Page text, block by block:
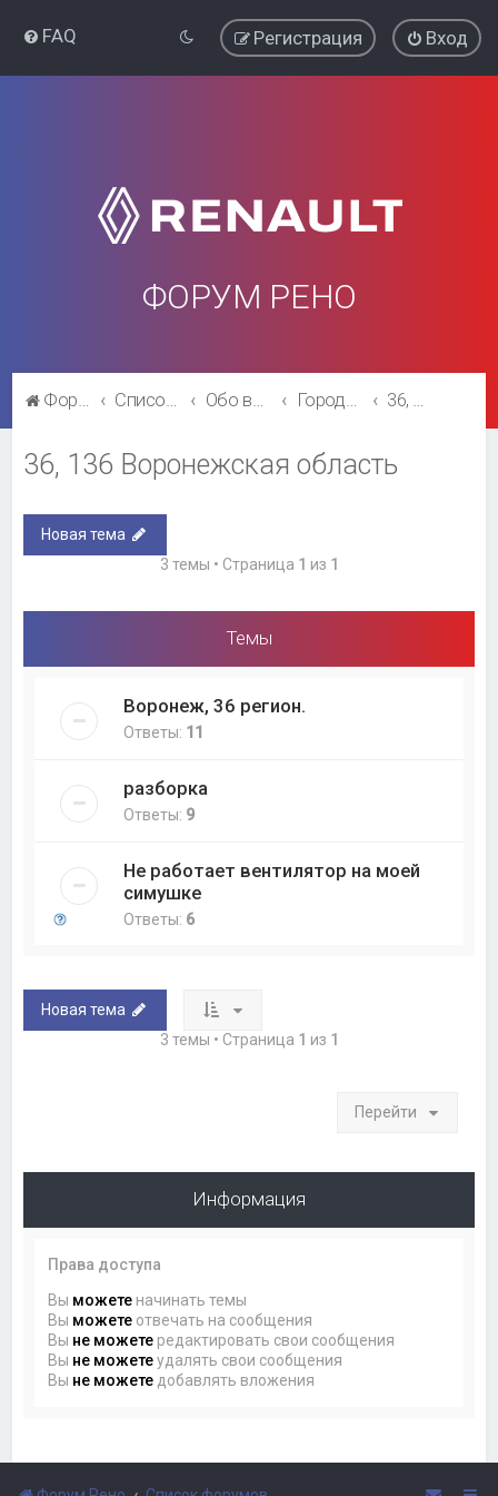
FAQ Вход
Регистрация
ФОРУМ РЕНО
Форум Рено Список форумов Обо всём остальном Города и регионы. 36, 136 Воронежская область
36, 136 Воронежская область
Новая тема
3 темы • Страница 1 из 1
Темы
Воронеж, 36 регион.
Ответы: 11
разборка
Ответы: 9
Не работает вентилятор на моей
симушке
Ответы: 6
Новая тема
3 темы • Страница 1 из 1
Перейти
Информация
Права доступа
Вы можете начинать темы
Вы можете отвечать на сообщения
Вы не можете редактировать свои сообщения
Вы не можетеудалять свои сообщения
Вы не можете добавлять вложения